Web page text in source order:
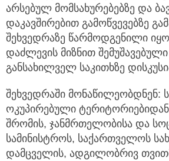
არსებულ მომსახურებებზე და
დაკავშირებით გამოწვევებზე
შეხვედრაზე წარმოდგენილი
დაძლევის მიზნით
განსახილველ საკითხზე
შეხვედრაში მონაწილეობდნენ:
ოკუპირებული
შრომის, ჯანმრთელობისა და
სამინისტროს, საქართველოს
დამცველის, ადგილობრივ